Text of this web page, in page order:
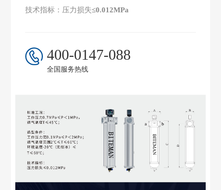
技术指标：压⼒损失≤0.012MPa
400-0147-088
全国服务热线